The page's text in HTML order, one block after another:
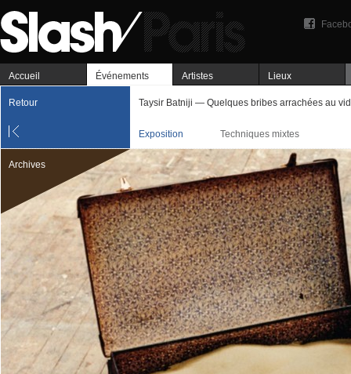
Accueil Événements Artistes Lieux
Retour Taysir Batniji — Quelques bribes arrachées au
Exposition Techniques mixtes
Archives